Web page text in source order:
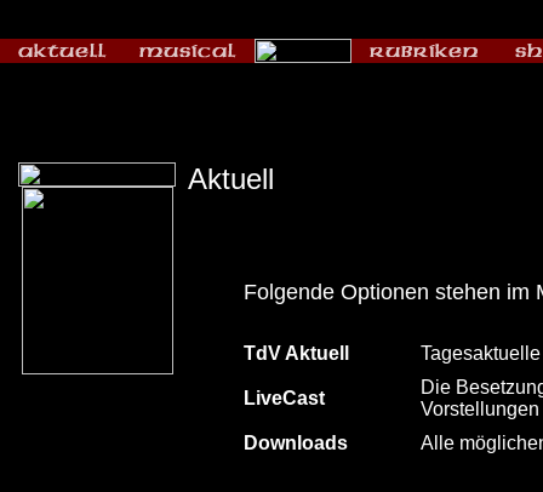
Aktuell
Folgende Optionen stehen im
TdV Aktuell
LiveCast
Die
Vorstellungen
Downloads
Alle